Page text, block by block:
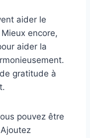
aider le
encore,
aider la
gratitude à
pouvez être